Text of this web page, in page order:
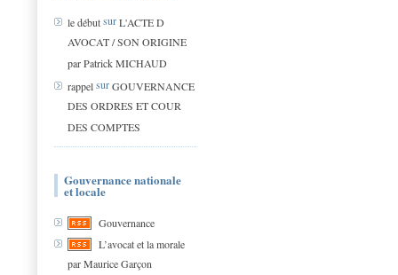
le débutsurL'ACTE D
AVOCAT / SON ORIGINE
par Patrick MICHAUD
rappelsurGOUVERNANCE
DES ORDRES ET COUR
DES COMPTES
Gouvernance nationale
et locale
Gouvernance
L’avocat et la morale
par Maurice Garçon